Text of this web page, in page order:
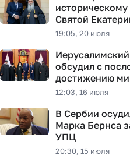
Святой
19:05, 20 июля
обсудил с
достижению
12:03, 16 июля
В Сербии
Марка Бернса
УПЦ
20:30, 15 июля